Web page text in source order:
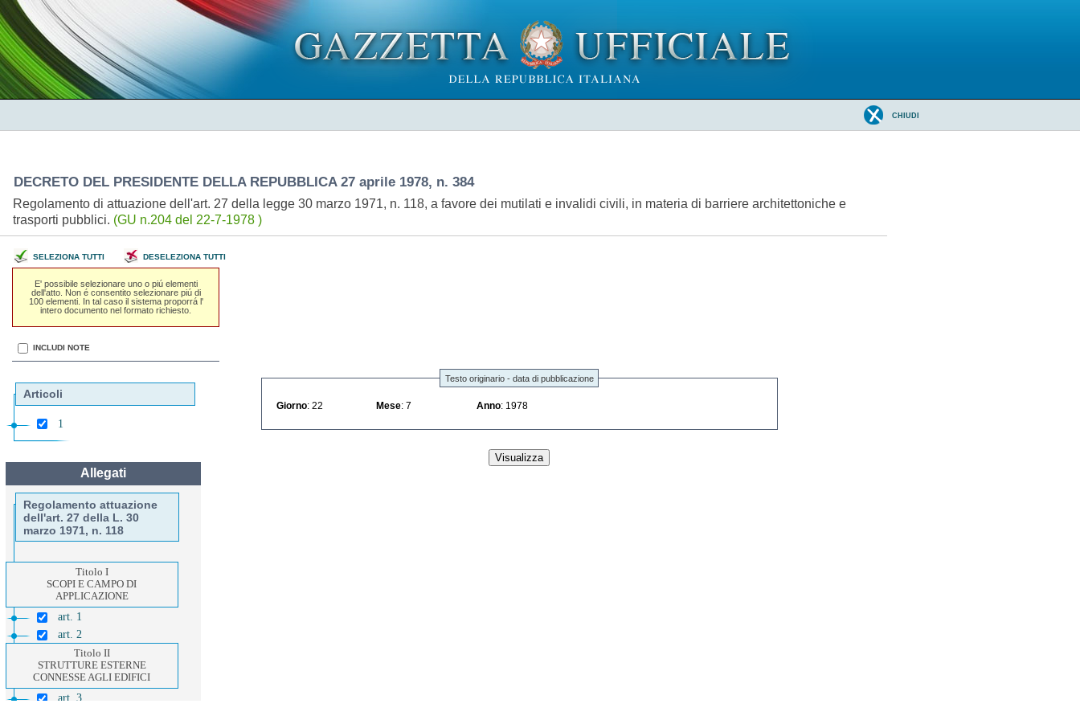
CHIUDI
DECRETO DEL PRESIDENTE DELLA REPUBBLICA 27 aprile 1978, n. 384
Regolamento di attuazione dell'art. 27 della legge 30 marzo 1971, n. 118, a favore dei mutilati e invalidi civili, in materia di barriere architettoniche e
trasporti pubblici. (GU n.204 del 22-7-1978 )
SELEZIONA TUTTI DESELEZIONA TUTTI
E' possibile selezionare uno o piú elementi
dell'atto. Non é consentito selezionare piú di
100 elementi. In tal caso il sistema proporrá l'
intero documento nel formato richiesto.
INCLUDI NOTE
Articoli
1
Allegati
Regolamento attuazione
dell'art. 27 della L. 30
marzo 1971, n. 118
Titolo I
SCOPI E CAMPO DI
APPLICAZIONE
art. 1
art. 2
Titolo II
STRUTTURE ESTERNE
CONNESSE AGLI EDIFICI
art. 3
Testo originario - data di pubblicazione
Giorno : 22 Mese : 7 Anno : 1978